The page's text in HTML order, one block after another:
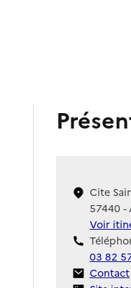
Cite
57440 -
Voir
03 82
Contact
Contact